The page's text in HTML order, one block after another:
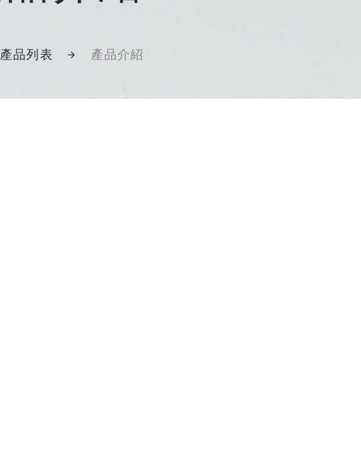
產品列表 產品介紹